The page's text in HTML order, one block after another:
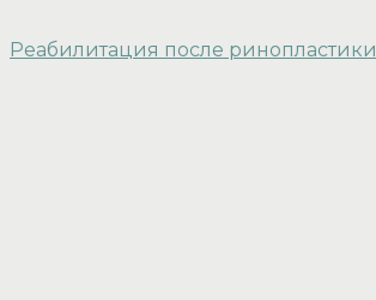
Реабилитация после ринопластики